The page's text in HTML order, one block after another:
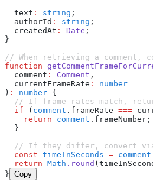
  text
: string ;
  authorId
: string ;
  createdAt
: Date ;
}
// When retrieving a comment,
function
  comment
: Comment ,
  currentFrameRate
:
number
) : number {
// If frame rates match,
  if
( comment .frameRate ===
    return
comment .frameNumber;
  }
// If they differ, convert
  const
timeInSeconds = comment
  return
Math .round
} Copy